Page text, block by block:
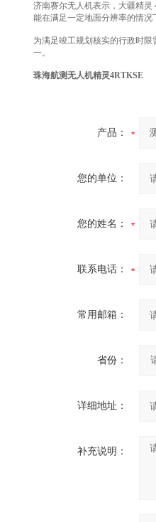
济南赛尔无人机表示，大疆精灵
能在满足一定地面分辨率的情况
为满足竣工规划核实的行政时
一。
珠海航测无人机精灵4RTKSE
产品：
您的单位：
您的姓名：
联系电话：
常用邮箱：
省份：
详细地址：
补充说明：